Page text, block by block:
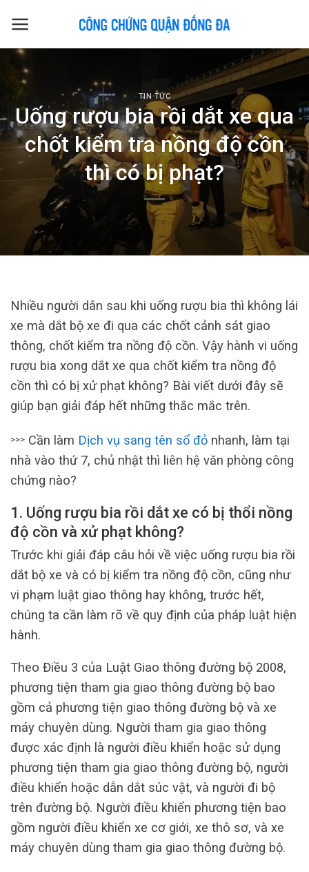
TIN TỨC
Uống rượu bia rồi dắt xe qua
chốt kiểm tra nồng độ cồn
thì có bị phạt?
Nhiều người dân sau khi uống rượu bia thì không lái
xe mà dắt bộ xe đi qua các chốt cảnh sát giao
thông, chốt kiểm tra nồng độ cồn. Vậy hành vi uống
rượu bia xong dắt xe qua chốt kiểm tra nồng độ
cồn thì có bị xử phạt không? Bài viết dưới đây sẽ
giúp bạn giải đáp hết những thắc mắc trên.
>>> Cần làm Dịch vụ sang tên sổ đỏ nhanh, làm tại
nhà vào thứ 7, chủ nhật thì liên hệ văn phòng công
chứng nào?
1. Uống rượu bia rồi dắt xe có bị thổi nồng
độ cồn và xử phạt không?
Trước khi giải đáp câu hỏi về việc uống rượu bia rồi
dắt bộ xe và có bị kiểm tra nồng độ cồn, cũng như
vi phạm luật giao thông hay không, trước hết,
chúng ta cần làm rõ về quy định của pháp luật hiện
hành.
Theo Điều 3 của Luật Giao thông đường bộ 2008,
phương tiện tham gia giao thông đường bộ bao
gồm cả phương tiện giao thông đường bộ và xe
máy chuyên dùng. Người tham gia giao thông
được xác định là người điều khiển hoặc sử dụng
phương tiện tham gia giao thông đường bộ, người
điều khiển hoặc dẫn dắt súc vật, và người đi bộ
trên đường bộ. Người điều khiển phương tiện bao
gồm người điều khiển xe cơ giới, xe thô sơ, và xe
máy chuyên dùng tham gia giao thông đường bộ.